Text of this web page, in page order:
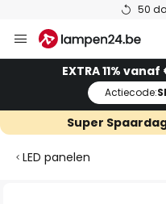
50
naar
EXTRA 11%
Actiecode:
Super
LED panelen